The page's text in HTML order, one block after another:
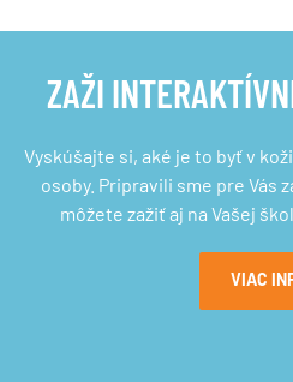
ZAŽI
Vyskúšajte si, aké je to byť v
osoby. Pripravili sme pre Vás
môžete zažiť aj na Vašej
VIAC